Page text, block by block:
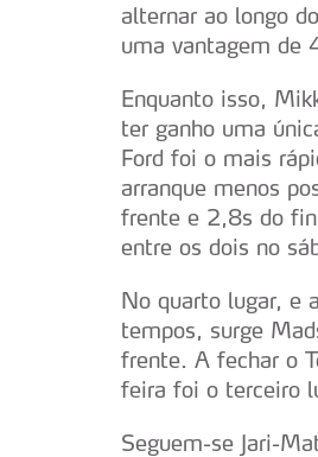
alternar ao longo
uma vantagem de
Enquanto isso,
ter ganho uma
Ford foi o mais
arranque menos
frente e 2,8s do
entre os dois no
No quarto lugar, e
tempos, surge
frente. A fechar o
feira foi o terceiro
Seguem-se Jari-